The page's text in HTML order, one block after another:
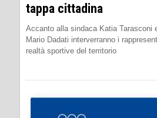
tappa cittadina
Accanto alla sindaca Katia Tarasconi
Mario Dadati interverranno i
realtà sportive del territorio